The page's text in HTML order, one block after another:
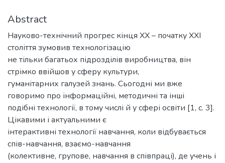
Abstract
Науково-технічний прогрес кінця ХХ – початку ХХІ
століття зумовив технологізацію
не тільки багатьох підрозділів виробництва, він
стрімко ввійшов у сферу культури,
гуманітарних галузей знань. Сьогодні ми вже
говоримо про інформаційні, методичні та інші
подібні технології, в тому числі й у сфері освіти [1, с. 3].
Цікавими і актуальними є
інтерактивні технології навчання, коли відбувається
спів-навчання, взаємо-навчання
(колективне, групове, навчання в співпраці), де учень і